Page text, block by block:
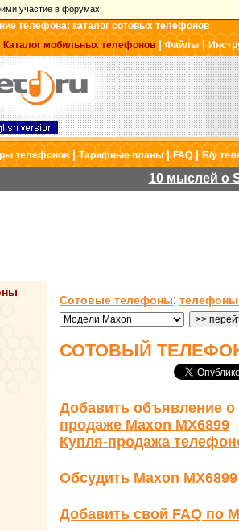
участие в форумах!
телефона: каталог сотовых телефонов
Каталог мобильных телефонов |Файлы|
телефонов|Тарифные планы|FAQ|Б/у
10 мыслей о
Сотовые телефоны:
СОТОВЫЙ ТЕЛЕФОН
Добавить объявление о
продаже Maxon MX6899
Купля-продажа
Обсудить Maxon
Добавить свой FAQ по